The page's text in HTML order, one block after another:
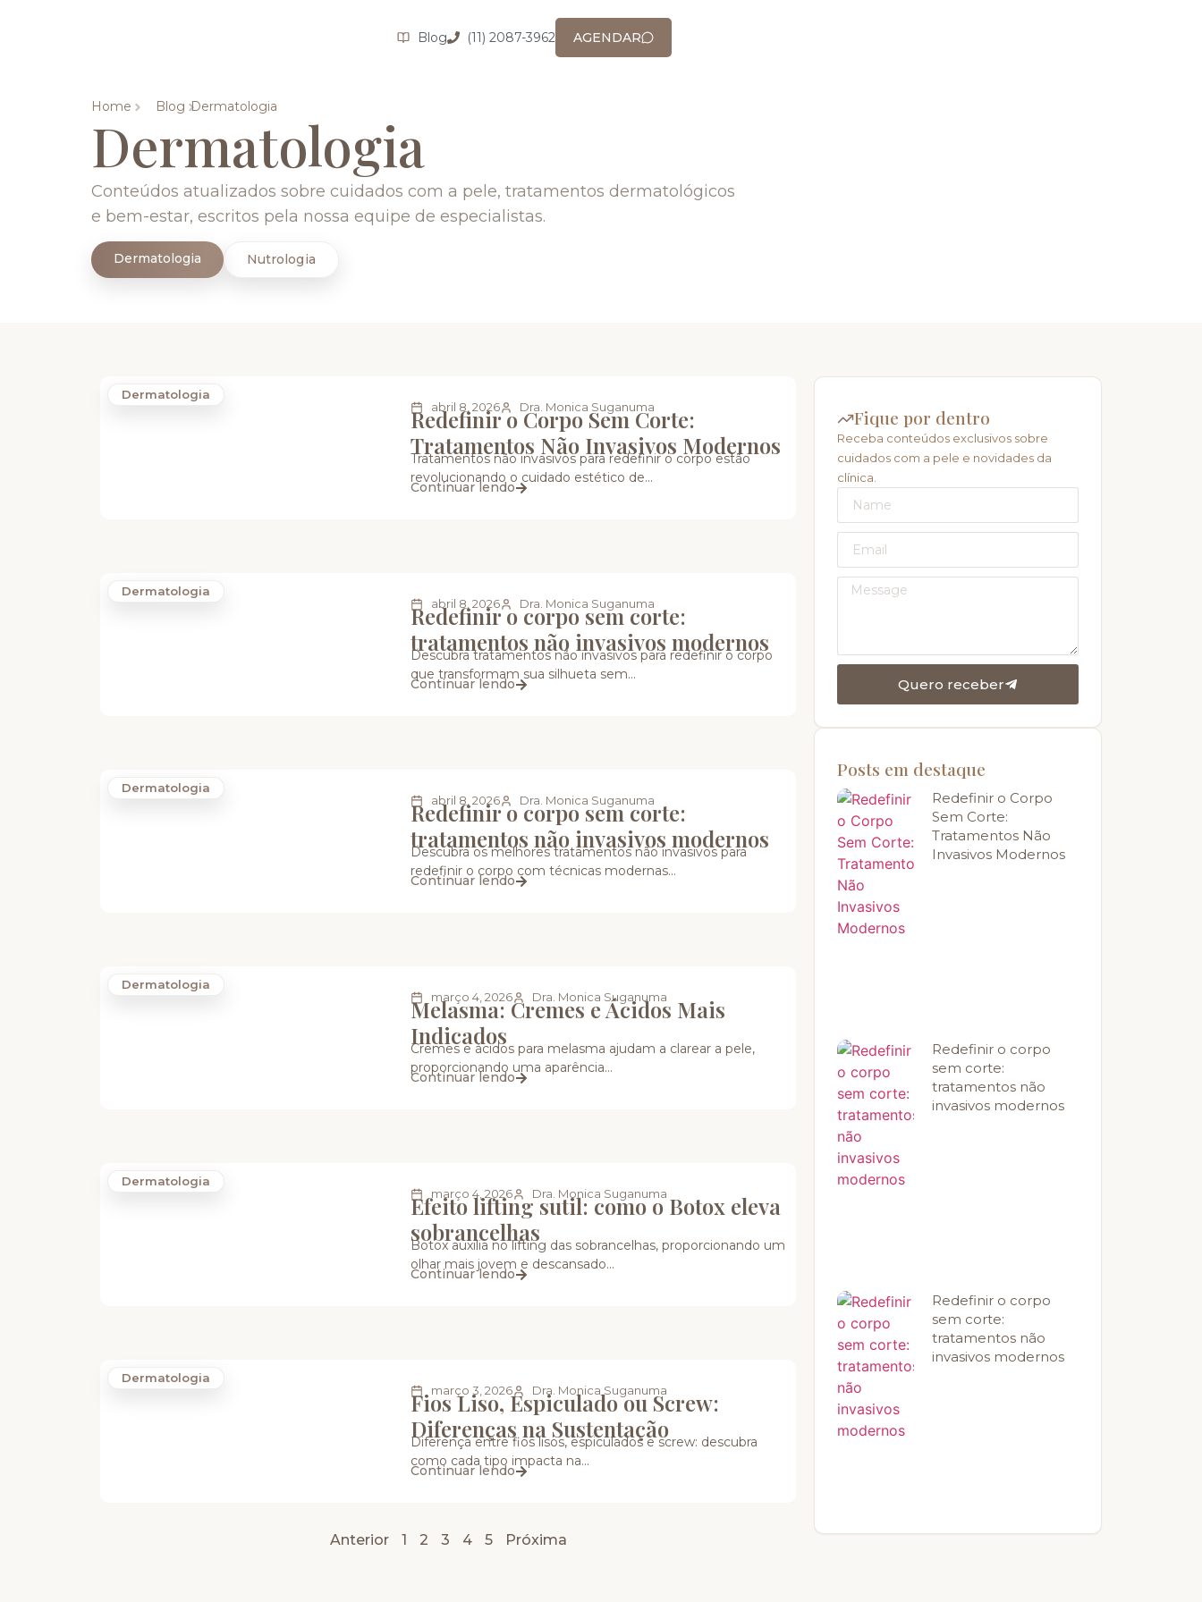
Blog (11) 2087-3962 AGENDAR
Home Blog Dermatologia
Dermatologia
Conteúdos atualizados sobre cuidados com a pele, tratamentos dermatológicos
e bem-estar, escritos pela nossa equipe de especialistas.
Dermatologia Nutrologia
Dermatologia
abril 8, 2026
Dra. Monica Suganuma
Redefinir o Corpo Sem Corte:
Tratamentos Não Invasivos Modernos
Tratamentos não invasivos para redefinir o corpo estão
revolucionando o cuidado estético de...
Continuar lendo
Dermatologia
abril 8, 2026
Dra. Monica Suganuma
Redefinir o corpo sem corte:
tratamentos não invasivos modernos
Descubra tratamentos não invasivos para redefinir o corpo
que transformam sua silhueta sem...
Continuar lendo
Dermatologia
abril 8, 2026
Dra. Monica Suganuma
Redefinir o corpo sem corte:
tratamentos não invasivos modernos
Descubra os melhores tratamentos não invasivos para
redefinir o corpo com técnicas modernas...
Continuar lendo
Dermatologia
março 4, 2026
Dra. Monica Suganuma
Melasma: Cremes e Ácidos Mais
Indicados
Cremes e ácidos para melasma ajudam a clarear a pele,
proporcionando uma aparência...
Continuar lendo
Dermatologia
março 4, 2026
Dra. Monica Suganuma
Efeito lifting sutil: como o Botox eleva
sobrancelhas
Botox auxilia no lifting das sobrancelhas, proporcionando um
olhar mais jovem e descansado...
Continuar lendo
Dermatologia
março 3, 2026
Dra. Monica Suganuma
Fios Liso, Espiculado ou Screw:
Diferenças na Sustentação
Diferença entre fios lisos, espiculados e screw: descubra
como cada tipo impacta na...
Continuar lendo
Anterior 1 2 3 4 5 Próxima
Fique por dentro
Receba conteúdos exclusivos sobre
cuidados com a pele e novidades da
clínica.
Quero receber
Posts em destaque
Redefinir o Corpo
Sem Corte:
Tratamentos Não
Invasivos Modernos
Redefinir o corpo
sem corte:
tratamentos não
invasivos modernos
Redefinir o corpo
sem corte:
tratamentos não
invasivos modernos